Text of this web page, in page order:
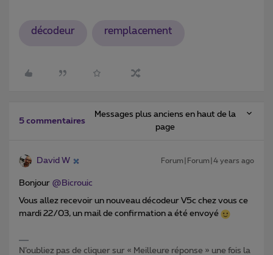
décodeur remplacement
5 commentaires
Messages plus anciens en haut de la
page
David W Forum|Forum|4 years ago
Bonjour @Bicrouic
Vous allez recevoir un nouveau décodeur V5c chez vous ce
mardi 22/03, un mail de confirmation a été envoyé
N’oubliez pas de cliquer sur « Meilleure réponse » une fois la